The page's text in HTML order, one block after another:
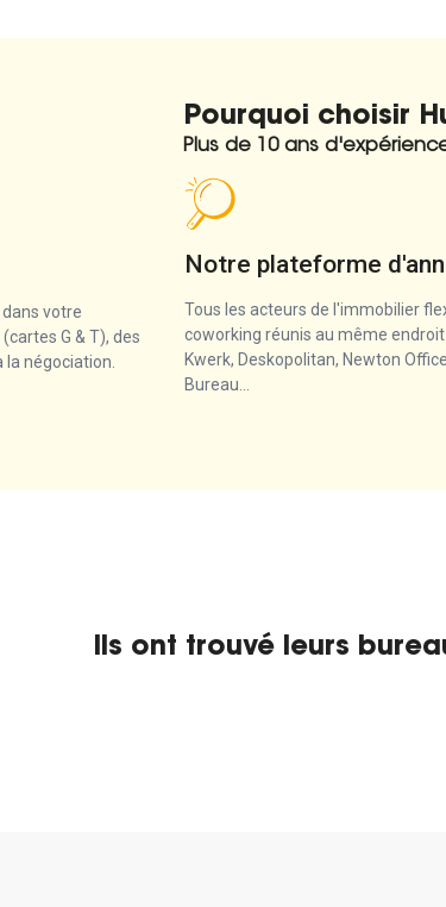
Pourquoi choisir
Plus de 10 ans
votre
G & T), des
négociation.
Notre plateforme
Tous les acteurs de l'immobilier
coworking réunis au même endroit
Kwerk, Deskopolitan, Newton
Bureau...
Ils ont trouvé leurs